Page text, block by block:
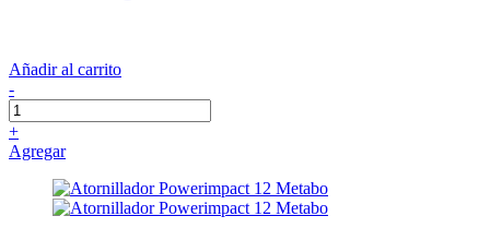
Añadir al carrito
-
+
Agregar